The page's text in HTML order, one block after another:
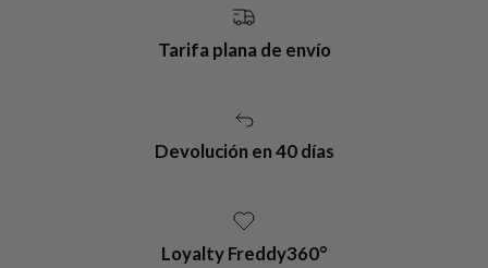
Tarifa plana de envío
Devolución en 40 días
Loyalty Freddy360°